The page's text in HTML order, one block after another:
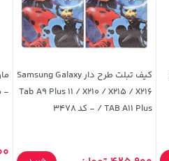
کیف تبلت طرح دار Samsung Galaxy
Tab A9 Plus 11 / X210 / X215 / X216
/ TAB A11 Plus - کد 3478
-